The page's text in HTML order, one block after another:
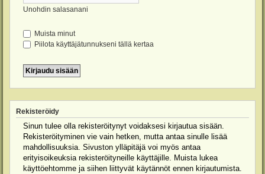
Unohdin salasanani
Muista minut
Piilota käyttäjätunnukseni tällä kertaa
Rekisteröidy
Sinun tulee olla rekisteröitynyt voidaksesi kirjautua sisään.
Rekisteröityminen vie vain hetken, mutta antaa sinulle lisää
mahdollisuuksia. Sivuston ylläpitäjä voi myös antaa
erityisoikeuksia rekisteröityneille käyttäjille. Muista lukea
käyttöehtomme ja siihen liittyvät käytännöt ennen kirjautumista.